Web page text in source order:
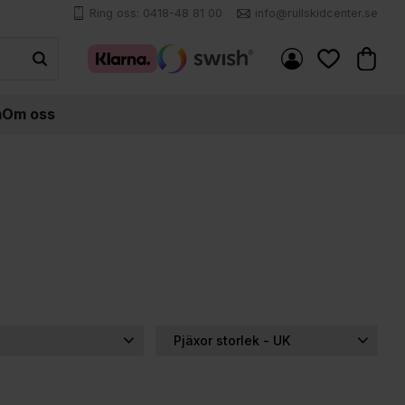
Ring oss: 0418-48 81 00 info@rullskidcenter.se
Om oss
Pjäxor storlek - UK